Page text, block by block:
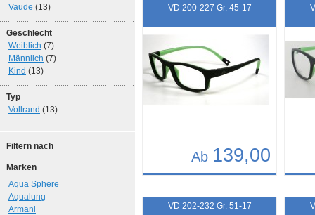
VD 200-227 Gr. 45-17
Ab 139,00
Art.-Nr.: 10303 Art.-
VD 202-232 Gr. 51-17
Vaude (13)
Geschlecht
Weiblich (7)
Männlich (7)
Kind (13)
Typ
Vollrand (13)
Filtern nach
Marken
Aqua Sphere
Aqualung
Armani